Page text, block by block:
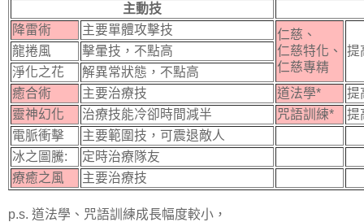
主動技
降雷術
主要單體攻擊技
仁慈、
仁慈特化、
仁慈專精
提
龍捲風
擊暈技，不點高
淨化之花
解異常狀態，不點高
癒合術
主要治療技 道法學*
提
靈神幻化
治療技能冷卻時間減半 咒語訓練*
提
電脈衝擊
主要範圍技，可震退敵人
冰之圖騰:
定時治療隊友
療癒之風
主要治療技
p.s. 道法學、咒語訓練成長幅度較小，